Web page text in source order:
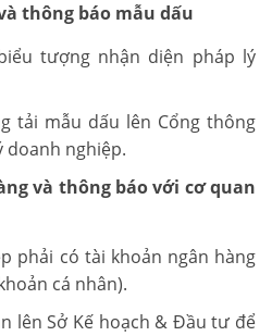
thông báo mẫu dấu
tượng nhận diện pháp lý
tải mẫu dấu lên Cổng thông
doanh nghiệp.
và thông báo với cơ quan
phải có tài khoản ngân hàng
cá nhân).
lên Sở Kế hoạch & Đầu tư để